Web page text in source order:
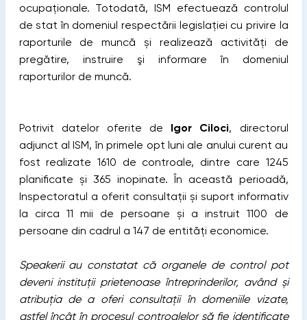
ocupaţionale. Totodată, ISM efectuează controlul
de stat în domeniul respectării legislației cu privire la
raporturile de muncă și realizează activităţi de
pregătire, instruire şi informare în domeniul
raporturilor de muncă.
Potrivit datelor oferite de Igor Ciloci, directorul
adjunct al ISM, în primele opt luni ale anului curent au
fost realizate 1610 de controale, dintre care 1245
planificate și 365 inopinate. În această perioadă,
Inspectoratul a oferit consultații și suport informativ
la circa 11 mii de persoane și a instruit 1100 de
persoane din cadrul a 147 de entități economice.
Speakerii au constatat că organele de control pot
deveni instituții prietenoase întreprinderilor, având și
atribuția de a oferi consultații în domeniile vizate,
astfel încât în procesul controalelor să fie identificate